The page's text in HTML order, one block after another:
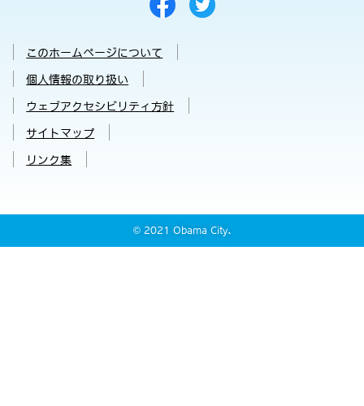
このホームページについて
個人情報の取り扱い
ウェブアクセシビリティ方針
サイトマップ
リンク集
© 2021 Obama City.